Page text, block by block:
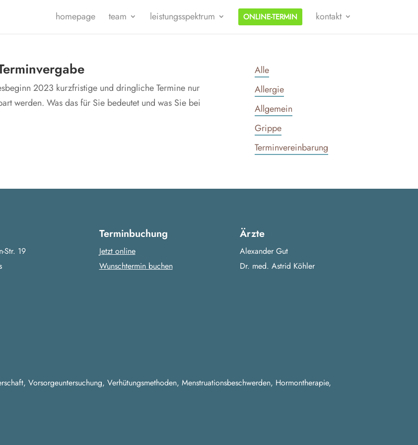
home­page team leis­tungs­spek­trum ONLINE-TER­MIN kon­takt
2023 kurz­fris­ti­ge und dring­li­che Ter­mi­ne nur
wer­den. Was das für Sie bedeu­tet und was Sie bei
Alle
Allergie
Allgemein
Grippe
Terminvereinbarung
Str. 19
Terminbuchung
Jetzt online
Wunschtermin buchen
Ärzte
Alexander Gut
Dr. med. Astrid Köhler
Vorsorgeuntersuchung, Verhütungsmethoden, Menstruationsbeschwerden, Hormontherapie,